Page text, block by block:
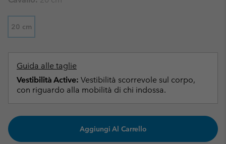
20 cm
Guida alle taglie
Vestibilità Active: Vestibilità scorrevole sul corpo,
con riguardo alla mobilità di chi indossa.
Aggiungi Al Carrello